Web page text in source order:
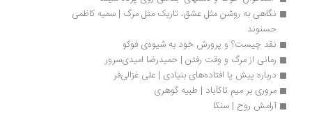
نگاهی به روشن مثل عشق، تاریک مثل مرگ | سمیه کاظمی
حسنوند
نقد چیست؟ و پرورش خود به شیوه‌ی فوکو
رمانی از مرگ و وقت رفتن | حمیدرضا امیدی‌سرور
درباره پیش پا افتاده‌های بنیادی | علی غزالی‌فر
مروری بر میمِ تاکآباد | طبیه گوهری
آرامش روح | سنکا